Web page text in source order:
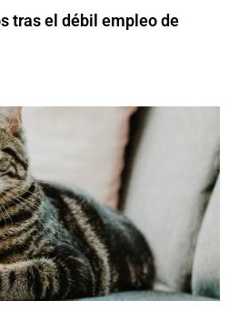
tras el débil empleo de